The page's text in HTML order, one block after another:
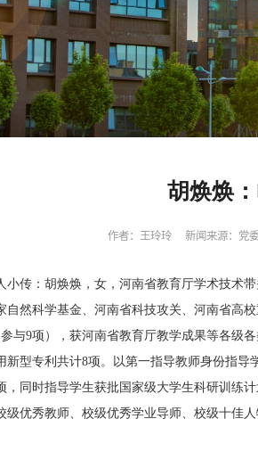
胡焕焕
作者：王玲玲 新闻来源：党
小传：胡焕焕，女，河南省教育厅学术技术
自然科学基金、河南省科技攻关、河南省高
与9项），获河南省教育厅教学成果等各级
新型专利共计8项。以第一指导教师身份指导
，同时指导学生获批国家级大学生科研训练
级优秀教师、校级优秀学业导师、校级十佳人